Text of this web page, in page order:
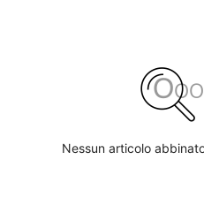
Nessun articolo